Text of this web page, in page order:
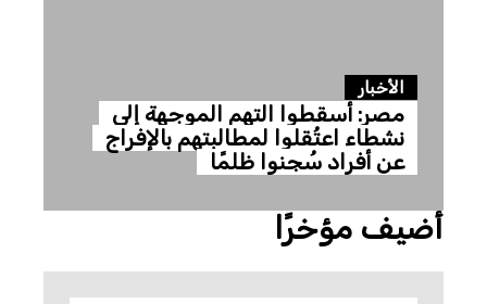
الأخبار
مصر: أسقطوا التهم الموجهة إلى
نشطاء اعتُقلوا لمطالبتهم بالإفراج
عن أفراد سُجنوا ظلمًا
أضيف مؤخرًا